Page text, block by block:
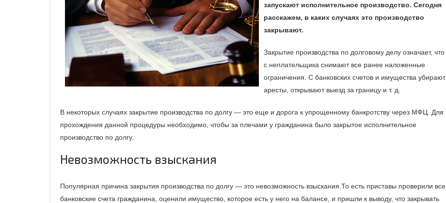
запускают исполнительное производство. Сегодня
расскажем, в каких случаях это производство
закрывают.
Закрытие производства по долговому делу означает, что
с неплательщика снимают все ранее наложенные
ограничения. С банковских счетов и имущества убирают
аресты, открывают выезд за границу и т. д.
В некоторых случаях закрытие производства по долгу — это еще и дорога к упрощенному банкротству через МФЦ. Для
прохождения данной процедуры необходимо, чтобы за плечами у гражданина было закрытое исполнительное
производство по долгу.
Невозможность взыскания
Популярная причина закрытия производства по долгу — это невозможность взыскания.То есть приставы проверили все
банковские счета гражданина, оценили имущество, которое есть у него на балансе, и пришли к выводу, что закрывать